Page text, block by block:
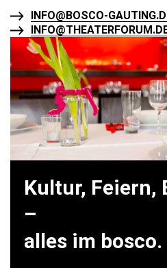
INFO@BOSCO-
Kultur, Feiern,
–
alles im bosco.